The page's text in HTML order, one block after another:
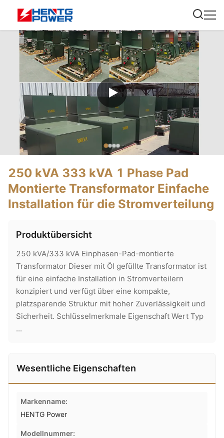
250 kVA 333 kVA 1 Phase Pad
Montierte Transformator Einfache
Installation für die Stromverteilung
Produktübersicht
250 kVA/333 kVA Einphasen-Pad-montierte
Transformator Dieser mit Öl gefüllte Transformator ist
für eine einfache Installation in Stromverteilern
konzipiert und verfügt über eine kompakte,
platzsparende Struktur mit hoher Zuverlässigkeit und
Sicherheit. Schlüsselmerkmale Eigenschaft Wert Typ
...
Wesentliche Eigenschaften
Markenname:
HENTG Power
Modellnummer: